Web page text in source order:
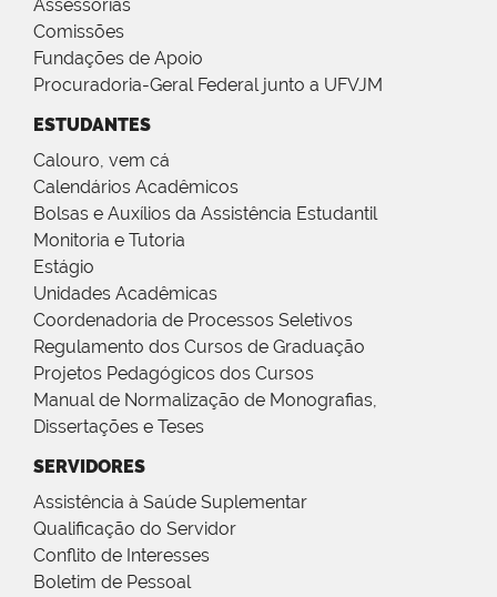
Assessorias
Comissões
Fundações de Apoio
Procuradoria-Geral Federal junto a UFVJM
ESTUDANTES
Calouro, vem cá
Calendários Acadêmicos
Bolsas e Auxílios da Assistência Estudantil
Monitoria e Tutoria
Estágio
Unidades Acadêmicas
Coordenadoria de Processos Seletivos
Regulamento dos Cursos de Graduação
Projetos Pedagógicos dos Cursos
Manual de Normalização de Monografias,
Dissertações e Teses
SERVIDORES
Assistência à Saúde Suplementar
Qualificação do Servidor
Conflito de Interesses
Boletim de Pessoal